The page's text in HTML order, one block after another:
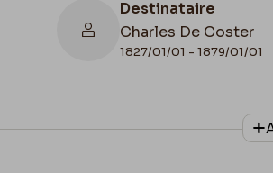
Destinataire
Charles De Coster
1827/01/01 - 1879/01/01